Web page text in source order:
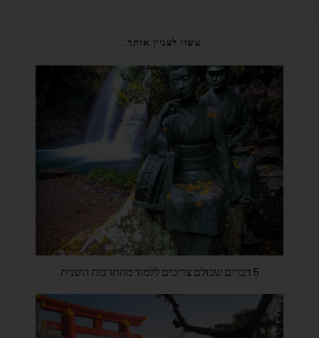
עשוי לעניין אותך...
5 דברים שכולם צריכים ללמוד מהתרבות היפנית